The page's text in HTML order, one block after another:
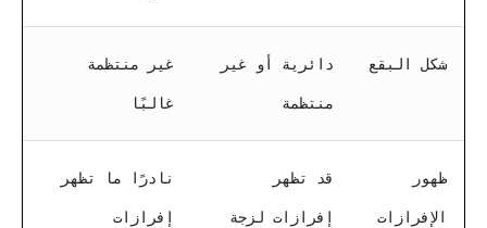
شكل البقع دائرية أو غير
منتظمة
غير منتظمة
غالبًا
ظهور
الإفرازات
قد تظهر
إفرازات لزجة
نادرًا ما تظهر
إفرازات